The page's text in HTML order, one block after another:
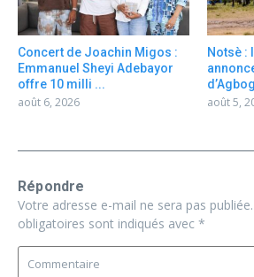
Concert de Joachin Migos :
Emmanuel Sheyi Adebayor
offre 10 milli ...
août 6, 2026
Notsè :
août 5,
Répondre
Votre adresse e-mail ne sera pas publiée.
obligatoires sont indiqués avec *